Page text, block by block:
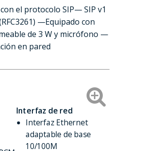
el protocolo SIP— SIP v1
—Equipado con
de 3 W y micrófono —
en pared
Interfaz de red
Interfaz Ethernet
adaptable de base
10/100M